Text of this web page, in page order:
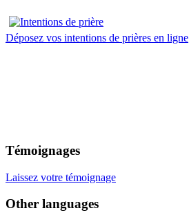
Déposez vos intentions de prières en ligne
Témoignages
Laissez votre témoignage
Other languages